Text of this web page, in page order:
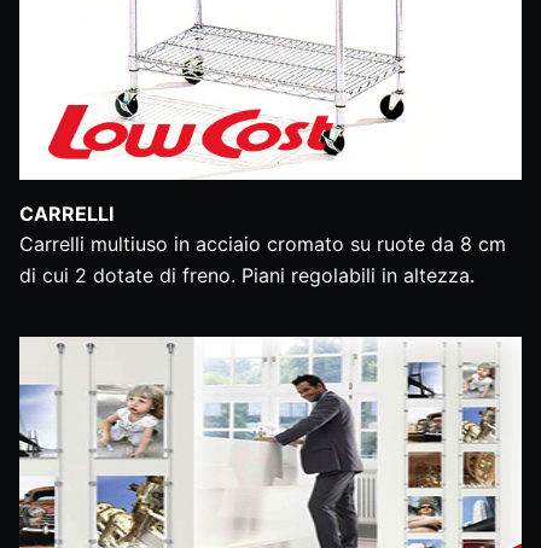
CARRELLI
Carrelli multiuso in acciaio cromato su ruote da 8 cm
di cui 2 dotate di freno. Piani regolabili in altezza.